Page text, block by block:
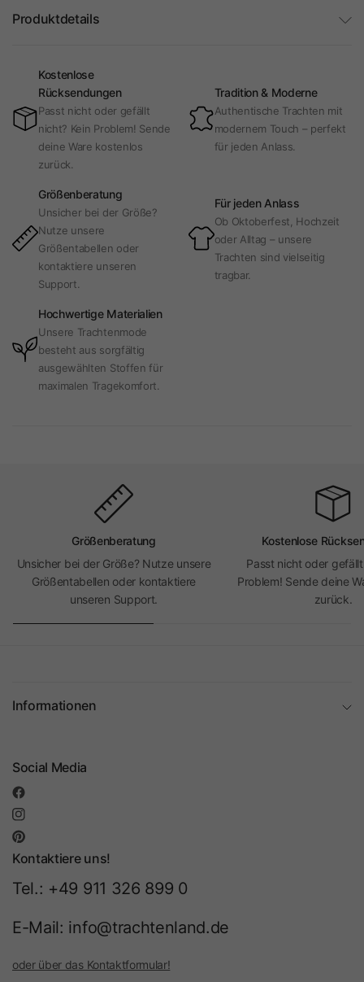
Produktdetails
Kostenlose
Rücksendungen
Passt nicht oder gefällt
nicht? Kein Problem! Sende
deine Ware kostenlos
zurück.
Tradition & Moderne
Authentische Trachten mit
modernem Touch – perfekt
für jeden Anlass.
Größenberatung
Unsicher bei der Größe?
Nutze unsere
Größentabellen oder
kontaktiere unseren
Support.
Für jeden Anlass
Ob Oktoberfest, Hochzeit
oder Alltag – unsere
Trachten sind vielseitig
tragbar.
Hochwertige Materialien
Unsere Trachtenmode
besteht aus sorgfältig
ausgewählten Stoffen für
maximalen Tragekomfort.
Größenberatung
Unsicher bei der Größe? Nutze unsere
Größentabellen oder kontaktiere
unseren Support.
Kostenlose
Passt nicht oder
Problem! Sende deine
zurück.
Informationen
Social Media
Kontaktiere uns!
Tel.: +49 911 326 899 0
E-Mail: info@trachtenland.de
oder über das Kontaktformular!